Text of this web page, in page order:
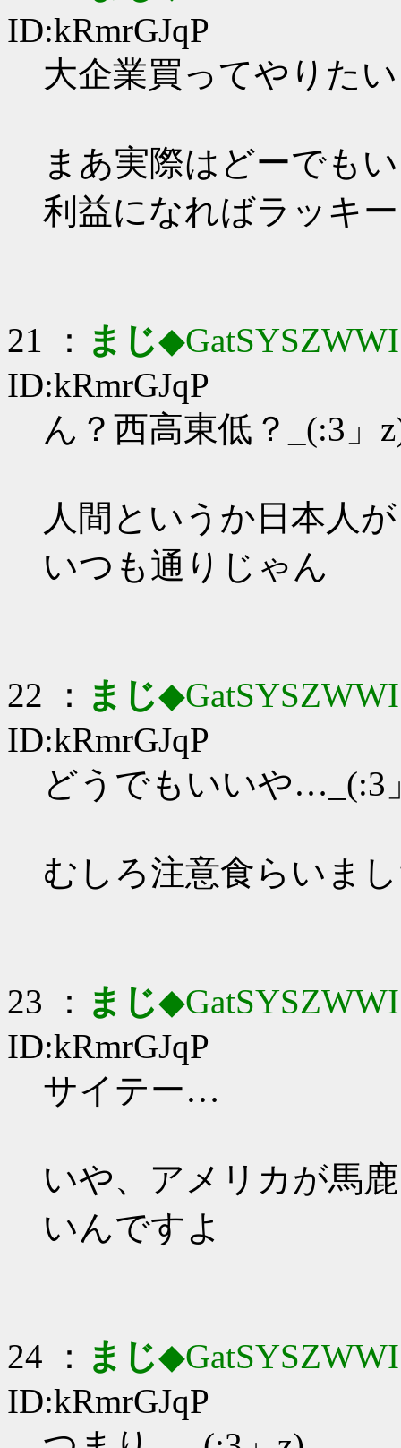
ID:kRmrGJqP
大企業買ってやりた
まあ実際はどーでも
利益になればラッキ
21 ： まじ◆GatSYSZWWI
ID:kRmrGJqP
ん？西高東低？_(:3」
人間というか日本人
いつも通りじゃん
22 ： まじ◆GatSYSZWWI
ID:kRmrGJqP
どうでもいいや…_(:3
むしろ注意食らいま
23 ： まじ◆GatSYSZWWI
ID:kRmrGJqP
サイテー…
いや、アメリカが馬
いんですよ
24 ： まじ◆GatSYSZWWI
ID:kRmrGJqP